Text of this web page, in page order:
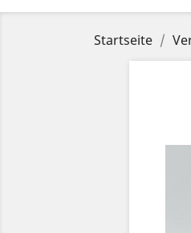
Startseite